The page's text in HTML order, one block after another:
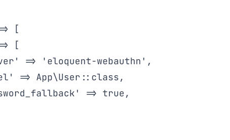
[
[
=> 'eloquent-webauthn',
=> App\User::class,
=> true,